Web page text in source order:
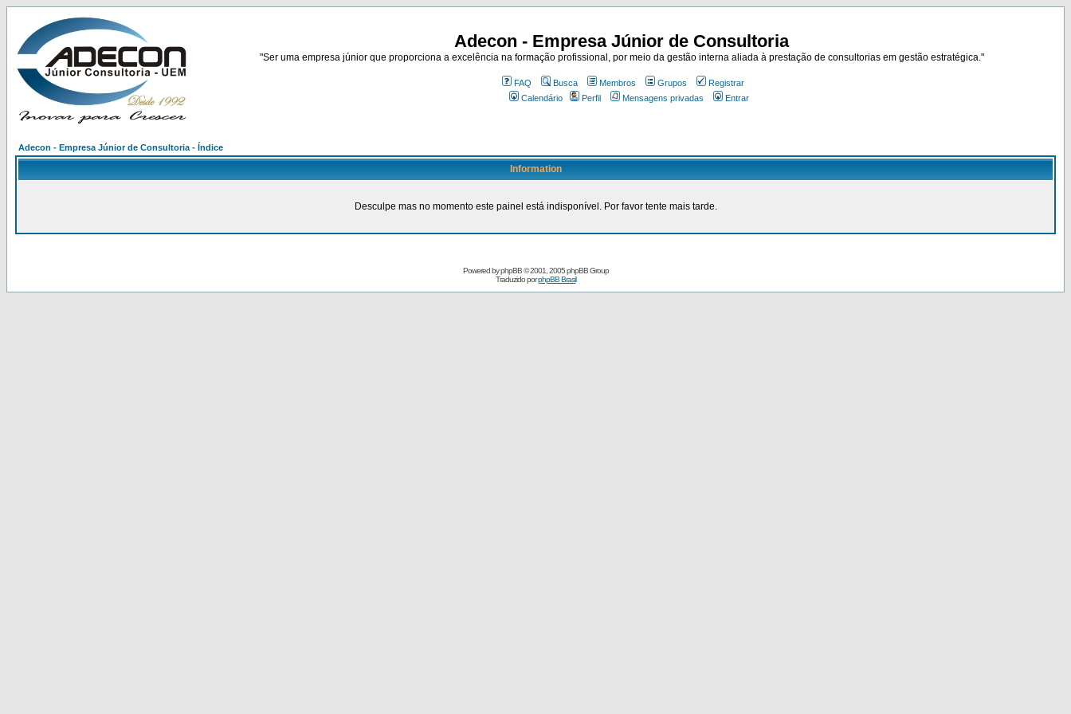
Adecon - Empresa Júnior de Consultoria
"Ser uma empresa júnior que proporciona a excelência na formação profissional, por meio da gestão interna aliada à prestação de consultorias em gestão estratégica."
FAQ Busca Membros Grupos
Registrar
Calendário
Perfil Mensagens privadas Entrar
Adecon - Empresa Júnior de Consultoria - Índice
Information
Desculpe mas no momento este painel está indisponível. Por favor tente mais tarde.
Powered byphpBB© 2001, 2005 phpBB Group
Traduzido porphpBB Brasil